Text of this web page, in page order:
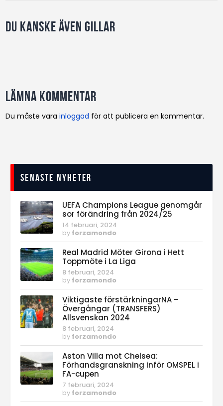
Du kanske även gillar
Lämna kommentar
Du måste varainloggad för att publicera en kommentar.
Senaste nyheter
UEFA Champions League genomgår
sor förändring från 2024/25
14 februari, 2024
by forzamondo
Real Madrid Möter Girona i Hett
Toppmöte i La Liga
8 februari, 2024
by forzamondo
Viktigaste förstärkningarNA –
Övergångar (TRANSFERS)
Allsvenskan 2024
8 februari, 2024
by forzamondo
Aston Villa mot Chelsea:
Förhandsgranskning inför OMSPEL i
FA-cupen
7 februari, 2024
by forzamondo